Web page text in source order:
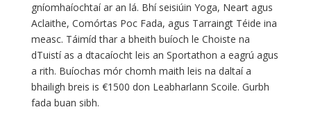
gníomhaíochtaí ar an lá. Bhí seisiúin Yoga, Neart agus
Aclaithe, Comórtas Poc Fada, agus Tarraingt Téide ina
measc. Táimíd thar a bheith buíoch le Choiste na
dTuistí as a dtacaíocht leis an Sportathon a eagrú agus
a rith. Buíochas mór chomh maith leis na daltaí a
bhailigh breis is €1500 don Leabharlann Scoile. Gurbh
fada buan sibh.